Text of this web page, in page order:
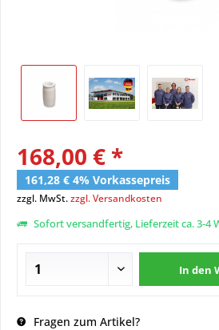
168,00 € *
161,28 € 4% Vorkassepreis
zzgl. MwSt.zzgl. Versandkosten
Sofort versandfertig, Lieferzeit ca. 3-4
In den
Fragen zum Artikel?